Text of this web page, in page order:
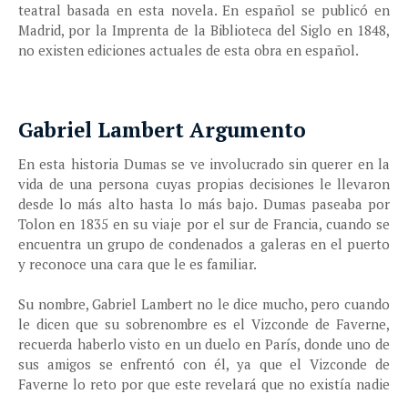
teatral basada en esta novela. En español se publicó en
Madrid, por la Imprenta de la Biblioteca del Siglo en 1848,
no existen ediciones actuales de esta obra en español.
Gabriel Lambert Argumento
En esta historia Dumas se ve involucrado sin querer en la
vida de una persona cuyas propias decisiones le llevaron
desde lo más alto hasta lo más bajo. Dumas paseaba por
Tolon en 1835 en su viaje por el sur de Francia, cuando se
encuentra un grupo de condenados a galeras en el puerto
y reconoce una cara que le es familiar.
Su nombre, Gabriel Lambert no le dice mucho, pero cuando
le dicen que su sobrenombre es el Vizconde de Faverne,
recuerda haberlo visto en un duelo en París, donde uno de
sus amigos se enfrentó con él, ya que el Vizconde de
Faverne lo reto por que este revelará que no existía nadie